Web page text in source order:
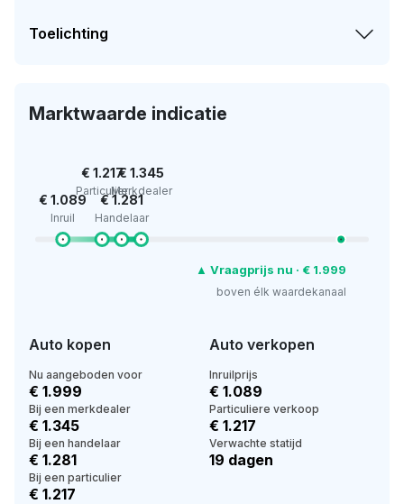
Toelichting
Marktwaarde indicatie
€ 1.089
Inruil
€ 1.217
Particulier
€ 1.281
Handelaar
€ 1.345
Merkdealer
▲ Vraagprijs nu · € 1.999
boven élk waardekanaal
Auto kopen
Nu aangeboden voor
€ 1.999
Bij een merkdealer
€ 1.345
Bij een handelaar
€ 1.281
Bij een particulier
€ 1.217
Auto verkopen
Inruilprijs
€ 1.089
Particuliere verkoop
€ 1.217
Verwachte statijd
19 dagen